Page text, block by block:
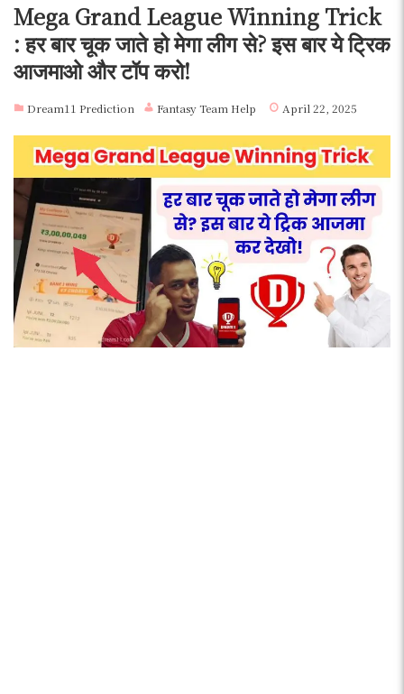
Mega Grand League Winning Trick
: हर बार चूक जाते हो मेगा लीग से? इस बार ये ट्रिक
आजमाओ और टॉप करो!
Dream11 Prediction Fantasy Team Help April 22, 2025